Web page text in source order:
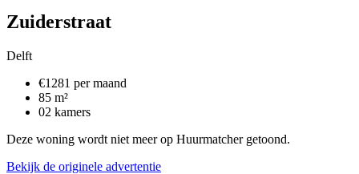
Zuiderstraat
Delft
€1281 per maand
85 m²
02 kamers
Deze woning wordt niet meer op Huurmatcher getoond.
Bekijk de originele advertentie